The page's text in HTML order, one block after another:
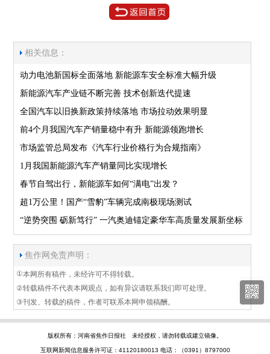
相关信息：
动力电池新国标全面落地 新能源车安全标准大幅升级
新能源汽车产业链不断完善 技术创新迭代提速
全国汽车以旧换新政策持续落地 市场拉动效果明显
前4个月我国汽车产销量稳中有升 新能源领跑增长
市场监管总局发布《汽车行业价格行为合规指南》
1月我国新能源汽车产销量同比实现增长
春节自驾出行，新能源车如何“满电”出发？
超1万公里！国产“雪豹”车辆完成南极现场测试
“逆势突围 砺新笃行” 一汽奥迪锚定豪华车高质量发展新坐标
焦作网免责声明：
①本网所有稿件，未经许可不得转载。
②转载稿件不代表本网观点，如有异议请联系我们即可处理。
③刊发、转载的稿件，作者可联系本网申领稿酬。
版权所有：河南省焦作日报社 未经授权，请勿转载或建立镜像。
互联网新闻信息服务许可证：41120180013 电话：（0391）8797000